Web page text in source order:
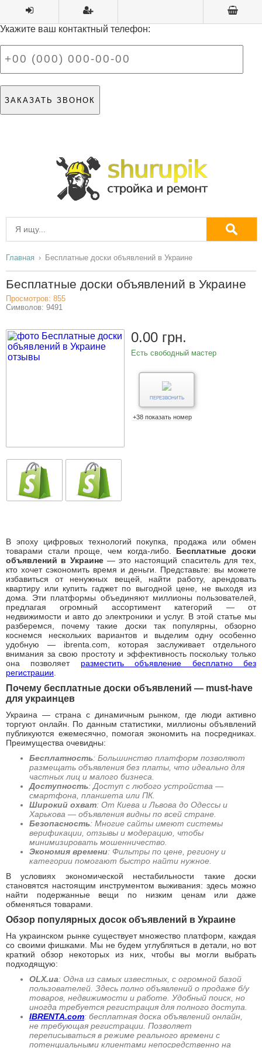
Укажите ваш контактный телефон:
Главная Бесплатные доски объявлений в Украине
Бесплатные доски объявлений в Украине
Просмотров: 855
Символов: 9491
0.00 грн.
Есть свободный мастер
ПЕРЕЗВОНИТЬ
+38 показать номер
В эпоху цифровых технологий покупка, продажа или обмен
товарами стали проще, чем когда-либо. Бесплатные доски
объявлений в Украине— это настоящий спаситель для тех,
кто хочет сэкономить время и деньги. Представьте: вы можете
избавиться от ненужных вещей, найти работу, арендовать
квартиру или купить гаджет по выгодной цене, не выходя из
дома. Эти платформы объединяют миллионы пользователей,
предлагая огромный ассортимент категорий — от
недвижимости и авто до электроники и услуг. В этой статье мы
разберемся, почему такие доски так популярны, обзорно
коснемся нескольких вариантов и выделим одну особенно
удобную — ibrenta.com, которая заслуживает отдельного
внимания за свою простоту и эффективность поскольку только
она позволяет разместить объявление бесплатно без
регистрации.
Почему бесплатные доски объявлений — must-have
для украинцев
Украина — страна с динамичным рынком, где люди активно
торгуют онлайн. По данным статистики, миллионы объявлений
публикуются ежемесячно, помогая экономить на посредниках.
Преимущества очевидны:
Бесплатность: Большинство платформ позволяют
размещать объявления без платы, что идеально для
частных лиц и малого бизнеса.
Доступность: Доступ с любого устройства —
смартфона, планшета или ПК.
Широкий охват: От Киева и Львова до Одессы и
Харькова — объявления видны по всей стране.
Безопасность: Многие сайты имеют системы
верификации, отзывы и модерацию, чтобы
минимизировать мошенничество.
Экономия времени: Фильтры по цене, региону и
категории помогают быстро найти нужное.
В условиях экономической нестабильности такие доски
становятся настоящим инструментом выживания: здесь можно
найти подержанные вещи по низким ценам или даже
обменяться товарами.
Обзор популярных досок объявлений в Украине
На украинском рынке существует множество платформ, каждая
со своими фишками. Мы не будем углубляться в детали, но вот
краткий обзор некоторых из них, чтобы вы могли выбрать
подходящую:
OLX.ua: Одна из самых известных, с огромной базой
пользователей. Здесь полно объявлений о продаже б/у
товаров, недвижимости и работе. Удобный поиск, но
иногда требуется регистрация для полного доступа.
IBRENTA.com: бесплатная доска объявлений онлайн,
не требующая регистрации. Позволяет
переписываться в режиме реального времени с
потенциальными клиентами непосредственно на